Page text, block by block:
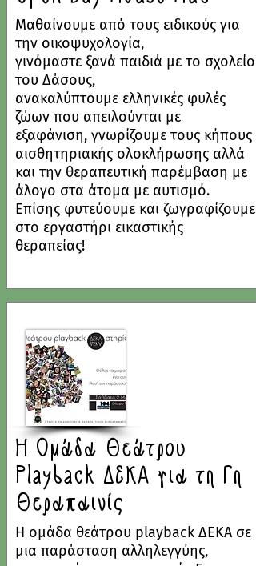
Μαθαίνουμε από τους ειδικούς για
την οικοψυχολογία,
γινόμαστε ξανά παιδιά με το σχολείο
του Δάσους,
ανακαλύπτουμε ελληνικές φυλές
ζώων που απειλούνται με
εξαφάνιση, γνωρίζουμε τους κήπους
αισθητηριακής ολοκλήρωσης αλλά
και την θεραπευτική παρέμβαση με
άλογο στα άτομα με αυτισμό.
Επίσης φυτεύουμε και ζωγραφίζουμε
στο εργαστήρι εικαστικής
θεραπείας!
Η Ομάδα Θεάτρου
Playback ΔΕΚΑ για τη Γη
Θεραπαινίς
Η ομάδα θεάτρου playback ΔΕΚΑ σε
μια παράσταση αλληλεγγύης,